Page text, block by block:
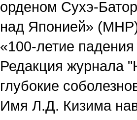
орденом Сухэ-
над Японией»
«100-летие
Редакция журнала
глубокие
Имя Л.Д. Кизима